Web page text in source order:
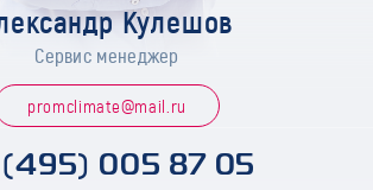
Кулешов
Сервис менеджер
promclimate@mail.ru
(495) 005 87 05